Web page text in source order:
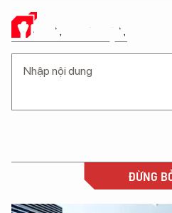
Ý KIẾN CỦA BẠN
ĐỪNG